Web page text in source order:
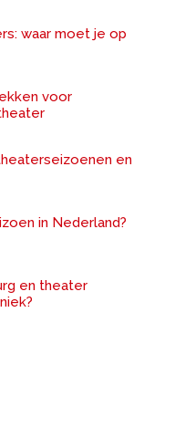
waar moet je op
voor
en
in Nederland?
en theater